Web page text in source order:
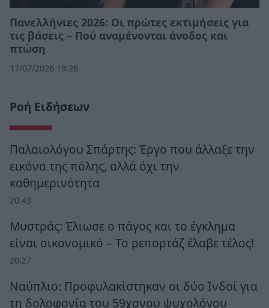
Πανελλήνιες 2026: Οι πρώτες εκτιμήσεις για
τις βάσεις – Πού αναμένονται άνοδος και
πτώση
17/07/2026 19:28
Ροή Ειδήσεων
Παλαιολόγου Σπάρτης: Έργο που άλλαξε την
εικόνα της πόλης, αλλά όχι την
καθημερινότητα
20:43
Μυστράς: Έλιωσε ο πάγος και το έγκλημα
είναι οικονομικό – Το ρεπορτάζ έλαβε τέλος!
20:27
Ναύπλιο: Προφυλακίστηκαν οι δύο Ινδοί για
τη δολοφονία του 59χονου ψυχολόγου